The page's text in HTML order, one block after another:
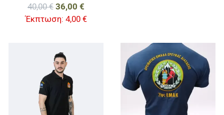
40,00 € 36,00 €
Έκπτωση: 4,00 €
Προσθήκη στα αγαπημένα
Προσθήκη για σύγκριση
Γρήγορη ματιά